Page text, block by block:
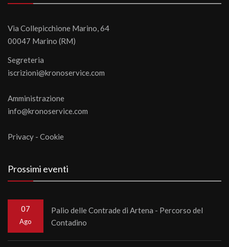
Via Collepicchione Marino, 64
00047 Marino (RM)
Segreteria
iscrizioni@kronoservice.com
Amministrazione
info@kronoservice.com
Privacy - Cookie
Prossimi eventi
07
Ago
Palio delle Contrade di Artena - Percorso del
Contadino